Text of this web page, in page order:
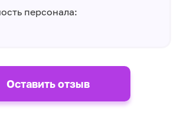
персонала:
Оставить отзыв